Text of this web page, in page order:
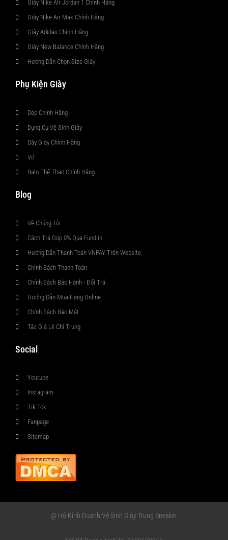
Giày Nike Air Jordan 1 Chính Hãng
Giày Nike Air Max Chính Hãng
Giày Adidas Chính Hãng
Giày New Balance Chính Hãng
Hướng Dẫn Chọn Size Giày
Phụ Kiện Giày
Dép Chính Hãng
Dụng Cụ Vệ Sinh Giày
Dây Giày Chính Hãng
Vớ
Balo Thể Thao Chính Hãng
Blog
Về Chúng Tôi
Cách Trả Góp 0% Qua Fundiin
Hướng Dẫn Thanh Toán VNPAY Trên Website
Chính Sách Thanh Toán
Chính Sách Bảo Hành - Đổi Trả
Hướng Dẫn Mua Hàng Online
Chính Sách Bảo Mật
Tác Giả Lê Chí Trung
Social
Youtube
Instagram
Tik Tok
Fanpage
Sitemap
@ Hộ Kinh Doanh Vệ Sinh Giày Trung Sneaker